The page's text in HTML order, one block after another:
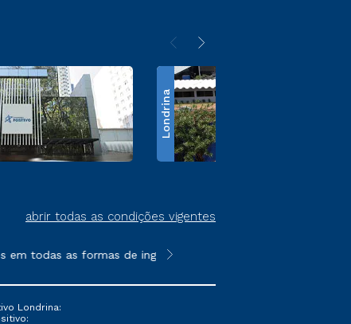
Londrina
abrir todas as condições vigentes
todas as formas de ingresso, exceto na prova on-line
**Semipresencial é um formato do
Londrina: